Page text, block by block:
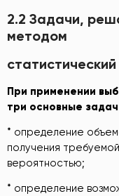
2.2 Задачи,
методом
При применении
три основные
* определение
получения
вероятностью;
* определение